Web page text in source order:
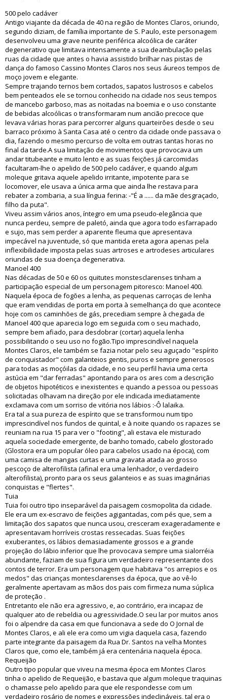
500 pelo cadáver
Antigo viajante da década de 40 na região de Montes Claros, oriundo,
segundo diziam, de família importante de S. Paulo, este personagem
desenvolveu uma grave neurite periférica alcoólica de caráter
degenerativo que limitava intensamente a sua deambulação pelas
ruas da cidade que antes o havia assistido brilhar nas pistas de
dança do famoso Cassino Montes Claros nos seus áureos tempos de
moço jovem e elegante.
Sempre trajando ternos bem cortados, sapatos lustrosos e cabelos
bem penteados ele se tornou conhecido na cidade nos seus tempos
de mancebo garboso, mas as noitadas na boemia e o uso constante
de bebidas alcoólicas o transformaram num ancião precoce que
levava várias horas para percorrer alguns quarteirões desde o seu
barraco próximo à Santa Casa até o centro da cidade onde passava o
dia, fazendo o mesmo percurso de volta em outras tantas horas no
final da tarde.A sua limitação de movimentos que provocava um
andar titubeante e muito lento e as suas feições já carcomidas
facultaram-lhe o apelido de 500 pelo cadáver, e quando algum
moleque gritava aquele apelido irritante, impotente para se
locomover, ele usava a única arma que ainda lhe restava para
rebater a zombaria, a sua língua ferina: -"É a ...... da mãe desgraçado,
filho da puta".
Viveu assim vários anos, íntegro em uma pseudo-elegância que
nunca perdeu, sempre de paletó, ainda que agora todo esfarrapado
e sujo, mas sem perder a aparente fleuma que apresentava
impecável na juventude, só que mantida ereta agora apenas pela
inflexibilidade imposta pelas suas artroses e artrodeses articulares
oriundas de sua doença degenerativa.
Manoel 400
Nas décadas de 50 e 60 os quitutes monstesclarenses tinham a
participação especial de um personagem pitoresco: Manoel 400.
Naquela época de fogões a lenha, as pequenas carroças de lenha
que eram vendidas de porta em porta à semelhança do que acontece
hoje com os caminhões de gás, precediam sempre à chegada de
Manoel 400 que aparecia logo em seguida com o seu machado,
sempre bem afiado, para desdobrar (cortar) aquela lenha
possibilitando o seu uso no fogão.Tipo imprescindível naquela
Montes Claros, ele também se fazia notar pelo seu aguçado "espírito
de conquistador" com galanteios gentis, puros e sempre generosos
para todas as moçóilas da cidade, e no seu perfil havia uma certa
astúcia em "dar ferradas" apontando para os ares com a descrição
de objetos hipotéticos e inexistentes e quando a pessoa ou pessoas
solicitadas olhavam na direção por ele indicada imediatamente
exclamava com um sorriso de vitória nos lábios :-Ô lalaika.
Era tal a sua pureza de espírito que se transformou num tipo
imprescindível nos fundos de quintal, e à noite quando os rapazes se
reuniam na rua 15 para ver o "footing", ali estava ele misturado
aquela sociedade emergente, de banho tomado, cabelo glostorado
(Glostora era um popular óleo para cabelos usado na época), com
uma camisa de mangas curtas e uma gravata atada ao grosso
pescoço de alterofilista (afinal era uma lenhador, o verdadeiro
alterofilista), pronto para os seus galanteios e as suas imaginárias
conquistas e "flertes".
Tuia
Tuia foi outro tipo inseparável da paisagem cosmopolita da cidade.
Ele era um ex-escravo de feições agigantadas, com pés que, sem a
limitação dos sapatos que nunca usou, cresceram exageradamente e
apresentavam horríveis crostas ressecadas. Suas feições
exuberantes, os lábios demasiadamente grossos e a grande
projeção do lábio inferior que lhe provocava sempre uma sialorréia
abundante, faziam de sua figura um verdadeiro representante dos
contos de terror. Era um personagem que habitava "os arrepios e os
medos" das crianças montesclarenses da época, que ao vê-lo
geralmente apertavam as mãos dos pais com firmeza numa súplica
de proteção .
Entretanto ele não era agressivo, e, ao contrário, era incapaz de
qualquer ato de rebeldia ou agressividade.O seu lar por muitos anos
foi o alpendre da casa em que funcionava a sede do O Jornal de
Montes Claros, e ali ele era como um vigia daquela casa, fazendo
parte integrante da paisagem da Rua Dr. Santos na velha Montes
Claros que, como ele, também já era centenária naquela época.
Requeijão
Outro tipo popular que viveu na mesma época em Montes Claros
tinha o apelido de Requeijão, e bastava que algum moleque traquinas
o chamasse pelo apelido para que ele respondesse com um
verdadeiro rosário de nomes e expressões indeclináveis, tal era o